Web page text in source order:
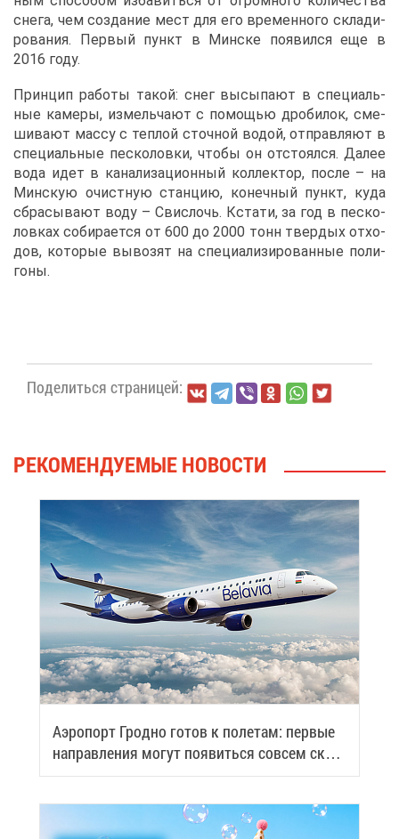
сне­га, чем со­зда­ние мест для его вре­мен­но­го скла­ди­
ро­ва­ния. Пер­вый пункт в Мин­ске по­явил­ся еще в
2016 го­ду.
Прин­цип ра­бо­ты та­кой: снег вы­сы­па­ют в спе­ци­аль­
ные ка­ме­ры, из­мель­ча­ют с по­мо­щью дро­би­лок, сме­
ши­ва­ют мас­су с теп­лой сточ­ной во­дой, от­прав­ля­ют в
спе­ци­аль­ные пес­ко­лов­ки, что­бы он от­сто­ял­ся. Да­лее
во­да идет в ка­на­ли­за­ци­он­ный кол­лек­тор, по­сле – на
Мин­скую очист­ную стан­цию, ко­неч­ный пункт, ку­да
сбра­сы­ва­ют во­ду – Свис­лочь. Кста­ти, за год в пес­ко­
лов­ках со­би­ра­ет­ся от 600 до 2000 тонн твер­дых от­хо­
дов, ко­то­рые вы­во­зят на спе­ци­а­ли­зи­ро­ван­ные по­ли­
го­ны.
По­де­лить­ся стра­ни­цей:
РЕ­КО­МЕН­ДУ­Е­МЫЕ НО­ВО­СТИ
Аэро­порт Грод­но го­тов к по­ле­там: пер­вые
на­прав­ле­ния мо­гут по­явить­ся со­всем ско­
ро